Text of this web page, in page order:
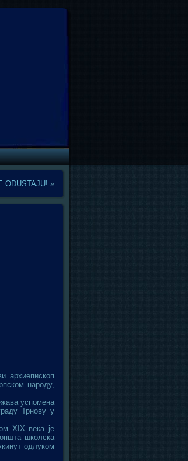
ODUSTAJU! »
архиепископ
народу,
успомена
Трнову у
XIX века је
школска
одлуком